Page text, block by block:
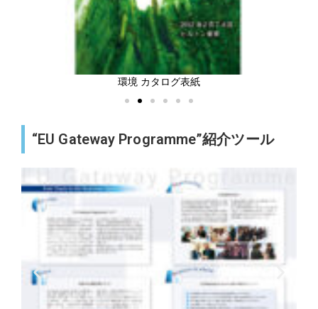
環境 カタログ表紙
“EU Gateway Programme”紹介ツール